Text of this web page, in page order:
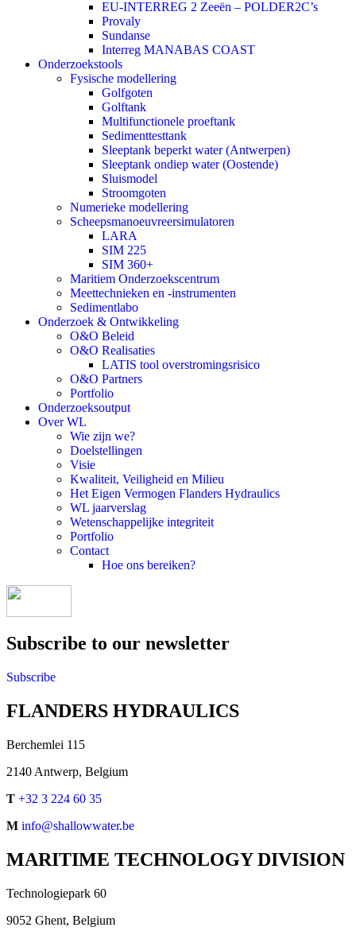
EU-INTERREG 2 Zeeën – POLDER2C’s
Provaly
Sundanse
Interreg MANABAS COAST
Onderzoekstools
Fysische modellering
Golfgoten
Golftank
Multifunctionele proeftank
Sedimenttesttank
Sleeptank beperkt water (Antwerpen)
Sleeptank ondiep water (Oostende)
Sluismodel
Stroomgoten
Numerieke modellering
Scheepsmanoeuvreersimulatoren
LARA
SIM 225
SIM 360+
Maritiem Onderzoekscentrum
Meettechnieken en -instrumenten
Sedimentlabo
Onderzoek & Ontwikkeling
O&O Beleid
O&O Realisaties
LATIS tool overstromingsrisico
O&O Partners
Portfolio
Onderzoeksoutput
Over WL
Wie zijn we?
Doelstellingen
Visie
Kwaliteit, Veiligheid en Milieu
Het Eigen Vermogen Flanders Hydraulics
WL jaarverslag
Wetenschappelijke integriteit
Portfolio
Contact
Hoe ons bereiken?
Subscribe to our newsletter
Subscribe
FLANDERS HYDRAULICS
Berchemlei 115
2140 Antwerp, Belgium
T +32 3 224 60 35
M info@shallowwater.be
MARITIME TECHNOLOGY DIVISION
Technologiepark 60
9052 Ghent, Belgium